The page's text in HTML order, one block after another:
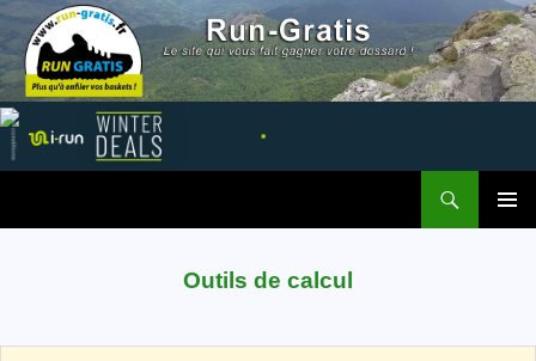
Outils de calcul